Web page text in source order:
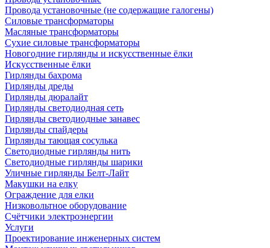
Провода установочные (не содержащие галогены)
Силовые трансформаторы
Масляные трансформаторы
Сухие силовые трансформаторы
Новогодние гирлянды и искусственные ёлки
Искусственные ёлки
Гирлянды бахрома
Гирлянды дреды
Гирлянды дюралайт
Гирлянды светодиодная сеть
Гирлянды светодиодные занавес
Гирлянды спайдеры
Гирлянды тающая сосулька
Светодиодные гирлянды нить
Светодиодные гирлянды шарики
Уличные гирлянды Белт-Лайт
Макушки на елку
Ограждение для елки
Низковольтное оборудование
Счётчики электроэнергии
Услуги
Проектирование инженерных систем